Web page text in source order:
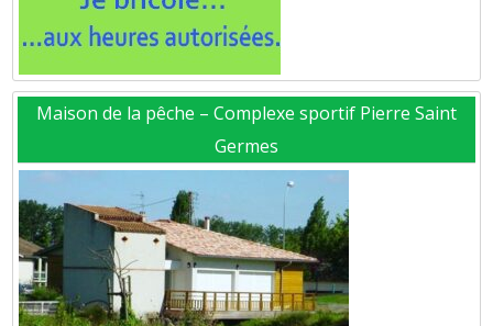
Maison de la pêche – Complexe sportif Pierre Saint
Germes